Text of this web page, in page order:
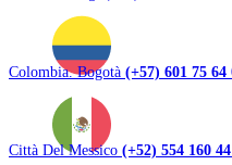
Colombia. Bogotà (+57) 601 75 64
Città Del Messico (+52) 554 160